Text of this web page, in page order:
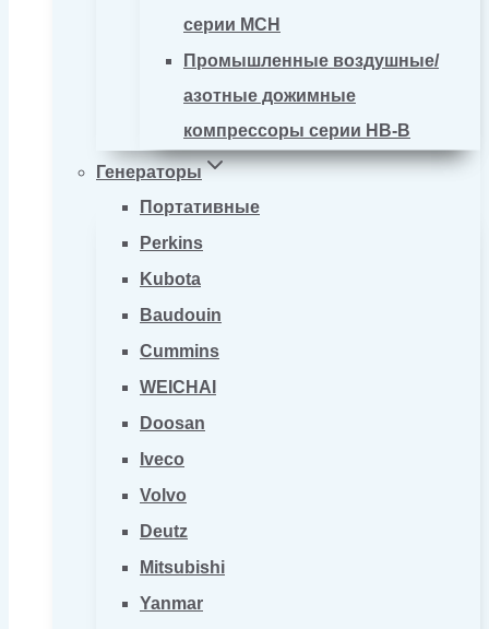
серии MCH
Промышленные воздушные/
азотные дожимные
компрессоры серии HB-B
Генераторы
Портативные
Perkins
Kubota
Baudouin
Cummins
WEICHAI
Doosan
Iveco
Volvo
Deutz
Mitsubishi
Yanmar